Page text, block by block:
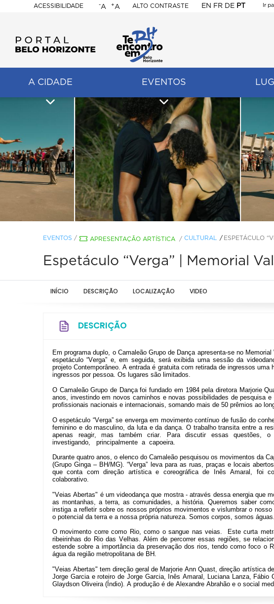
ACESSIBILIDADE
BELO
HORIZONTE
-A +A ALTO CONTRASTE EN FR DE PT
Ir
A CIDADE EVENTOS
EVENTOS / APRESENTAÇÃO ARTÍSTICA / CULTURAL ESPETÁCULO
Espetáculo “Verga” | Memorial
INÍCIO DESCRIÇÃO LOCALIZAÇÃO VIDEO
DESCRIÇÃO
Em programa duplo, o Camaleão Grupo de Dança apresenta-se no
espetáculo “Verga” e, em seguida, será exibida uma sessão da
projeto Contemporâneo. A entrada é gratuita com retirada de ingressos uma
ingressos por pessoa. Os lugares são limitados.
O Camaleão Grupo de Dança foi fundado em 1984 pela diretora Marjorie
anos, investindo em novos caminhos e novas possibilidades de pesquisa
profissionais nacionais e internacionais, somando mais de 50 prêmios ao
O espetáculo “Verga” se enverga em movimento contínuo de fusão do
feminino e do masculino, da luta e da dança. O trabalho transita entre a
apenas reagir, mas também criar. Para discutir essas questões,
investigando,
principalmente a capoeira.
Durante quatro anos, o elenco do Camaleão pesquisou os movimentos da
(Grupo Ginga – BH/MG). “Verga” leva para as ruas, praças e locais
que conta com direção artística e coreográfica de Inês Amaral, foi
colaborativo.
"Veias Abertas" é um videodança que mostra - através dessa energia que
as montanhas, a terra, as comunidades, a história. Queremos saber
instiga a refletir sobre os nossos próprios movimentos e vislumbrar o
o potencial da terra e a nossa própria natureza. Somos corpos, somos águas.
O movimento corre como Rio, como o sangue nas veias.
Este curta
ribeirinhas do Rio das Velhas. Além de percorrer essas regiões, se
estende sobre a importância da preservação dos rios, tendo como foco o
água da região metropolitana de BH.
"Veias Abertas" tem direção geral de Marjorie Ann Quast, direção artística
Jorge Garcia e roteiro de Jorge Garcia, Inês Amaral, Luciana Lanza,
Glaydson Oliveira (Índio). A produção é de Alexandre Abrahão e o social